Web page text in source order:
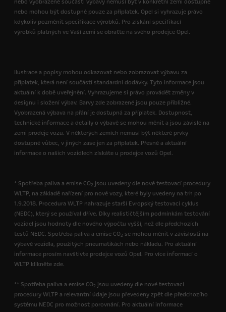
nebo vyobrazené součásti výbavy nemusí být v konkrétní zemi dostupné
nebo mohou být dostupné pouze za příplatek. Opel si vyhrazuje právo
kdykoliv pozměnit specifikace výrobků. Pro získání specifikací
výrobků platných ve Vaší zemi se obraťte na svého prodejce Opel.
Ilustrace a popisy mohou odkazovat nebo zobrazovat výbavu za
příplatek, která není součástí standardní dodávky. Tyto informace jsou
aktuální k době uveřejnění. Vyhrazujeme si právo provádět změny v
designu i složení výbav. Barvy zde zobrazené jsou pouze přibližné.
Vyobrazená výbava na přání je dostupná za příplatek. Dostupnost,
technické informace a detaily o výbavě se mohou měnit a jsou závislé na
zemi prodeje vozu. V některých zemích nemusí být některé prvky
dostupné vůbec, v jiných zase jen za příplatek. Přesné a aktuální
informace o našich vozidlech získáte u prodejce vozů Opel.
* Spotřeba paliva a emise CO2 jsou uvedeny dle nové testovací procedury
WLTP, na základě nařízení pro nové vozy, které byly uvedeny na trh po
1.9.2018. Procedura WLTP nahrazuje starší Evropský testovací cyklus
(NEDC), který se používal dříve. Díky realističtějším podmínkám testování
vozidel jsou hodnoty dle nového výpočtu vyšší, než dle předchozích
testů NEDC. Spotřeba paliva a emise CO2 se mohou měnit v závislosti na
výbavě vozidla, použitých pneumatikách nebo nákladu. Pro aktuální
informace prosím navštivte prodejce vozů Opel. Pro více informací o
WLTP klikněte zde.
** Spotřeba paliva a emise CO2 jsou uvedeny dle nové testovací
procedury WLTP a relevantní údaje jsou převedeny zpět dle předchozího
systému NEDC pro možnost porovnání. Pro aktuální informace